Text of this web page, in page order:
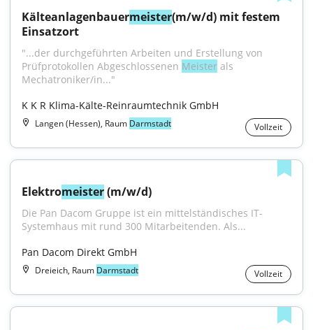
Kälteanlagenbauermeister(m/w/d) mit festem
Einsatzort
"...der durchgeführten Arbeiten und Erstellung von
Prüfprotokollen Abgeschlossenen Meister als
Mechatroniker/in..."
K K R Klima-Kälte-Reinraumtechnik GmbH
Langen (Hessen), Raum Darmstadt Vollzeit
Elektromeister (m/w/d)
Die Pan Dacom Gruppe ist ein mittelständisches IT-
Systemhaus mit rund 300 Mitarbeitenden. Als...
Pan Dacom Direkt GmbH
Dreieich, Raum Darmstadt Vollzeit